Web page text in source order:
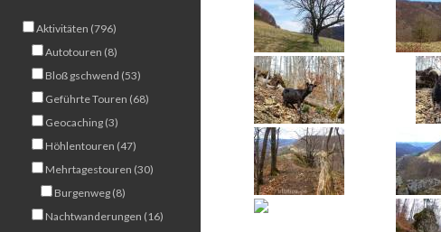
Aktivitäten (796)
Autotouren (8)
Bloß gschwend (53)
Geführte Touren (68)
Geocaching (3)
Höhlentouren (47)
Mehrtagestouren (30)
Burgenweg (8)
Nachtwanderungen (16)